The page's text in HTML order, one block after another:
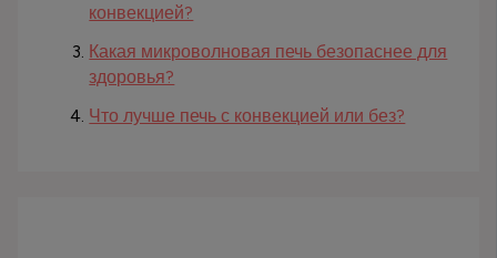
конвекцией?
Какая микроволновая печь безопаснее для
здоровья?
Что лучше печь с конвекцией или без?